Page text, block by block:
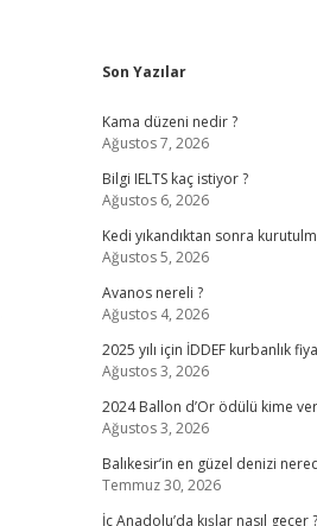
Sidebar
Son Yazılar
Kama düzeni nedir ?
Ağustos 7, 2026
Bilgi IELTS kaç istiyor ?
Ağustos 6, 2026
Kedi yıkandıktan sonra
Ağustos 5, 2026
Avanos nereli ?
Ağustos 4, 2026
2025 yılı için İDDEF kurbanlık
Ağustos 3, 2026
2024 Ballon d’Or ödülü kime
Ağustos 3, 2026
Balıkesir’in en güzel denizi
Temmuz 30, 2026
İç Anadolu’da kışlar nasıl geçer ?
ilbet